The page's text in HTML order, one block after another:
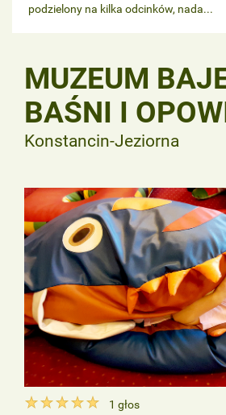
podzielony na kilka odcinków, nada...
MUZEUM
BAŚNI I
Konstancin-Jeziorna
1 głos